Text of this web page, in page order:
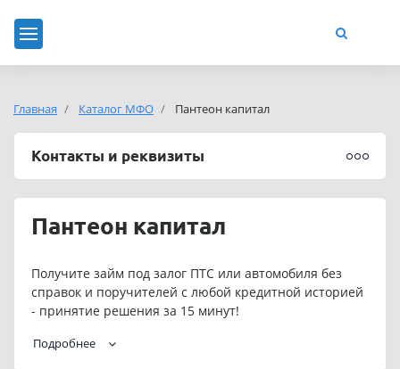
Главная Каталог МФО Пантеон капитал
Контакты и реквизиты
Пантеон капитал
Получите займ под залог ПТС или автомобиля без
справок и поручителей с любой кредитной историей
- принятие решения за 15 минут!
Телефон службы поддержки ООО «Микрокредитная
Подробнее